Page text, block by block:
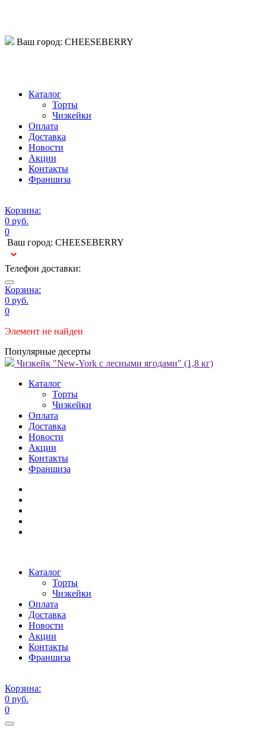
Ваш город: CHEESEBERRY
Каталог
Торты
Чизкейки
Оплата
Доставка
Новости
Акции
Контакты
Франшиза
Корзина:
0 руб.
0
Ваш город: CHEESEBERRY
Телефон доставки:
Корзина:
0 руб.
0
Элемент не найден
Популярные десерты
Чизкейк "New-York с лесными ягодами" (1,8 кг)
Каталог
Торты
Чизкейки
Оплата
Доставка
Новости
Акции
Контакты
Франшиза
Каталог
Торты
Чизкейки
Оплата
Доставка
Новости
Акции
Контакты
Франшиза
Корзина:
0 руб.
0